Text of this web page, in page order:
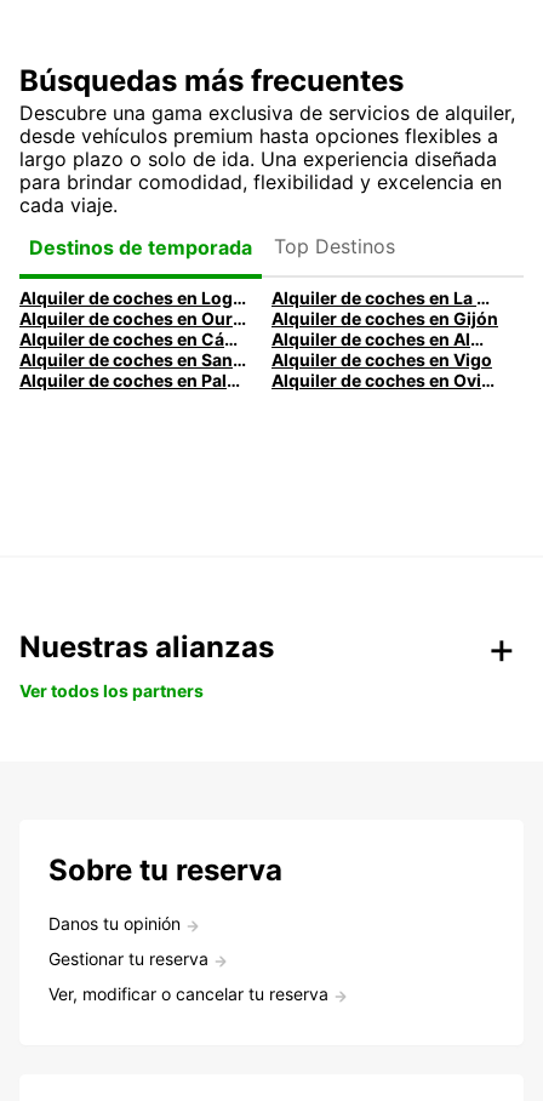
Búsquedas más frecuentes
Descubre una gama exclusiva de servicios de alquiler,
desde vehículos premium hasta opciones flexibles a
largo plazo o solo de ida. Una experiencia diseñada
para brindar comodidad, flexibilidad y excelencia en
cada viaje.
Destinos de temporada
Top Destinos
Alquiler de coches en Logroño
Alquiler de coches en La Coruña
Alquiler de coches en Ourense
Alquiler de coches en Gijón
Alquiler de coches en Cádiz
Alquiler de coches en Almería
Alquiler de coches en Santander
Alquiler de coches en Vigo
Alquiler de coches en Palma
Alquiler de coches en Oviedo
Nuestras alianzas
Ver todos los partners
Sobre tu reserva
Danos tu opinión
Gestionar tu reserva
Ver, modificar o cancelar tu reserva